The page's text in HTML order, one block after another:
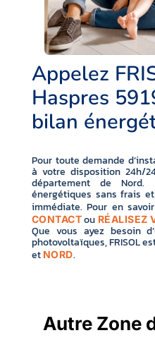
Appelez
Haspres
bilan
Pour toute demande
à votre disposition 24h/
département de Nord.
énergétiques sans frais
immédiate. Pour en
CONTACTou RÉALISEZ
Que vous ayez besoin
photovoltaïques, FRISOL
et NORD.
Autre Zone